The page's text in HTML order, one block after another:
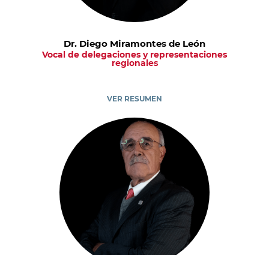
Dr. Diego Miramontes de León
Vocal de delegaciones y representaciones
regionales
VER RESUMEN